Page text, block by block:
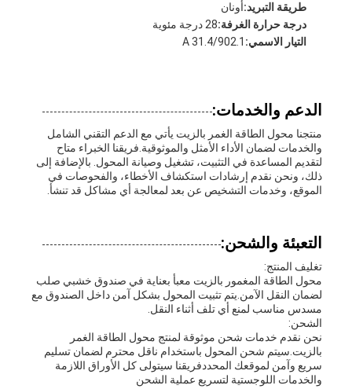
طريقة التبريد:أونان
درجة حرارة الغرفة:28 درجة مئوية
التيار الاسمي: 31.4/902.1 A
الدعم والخدمات:
منتجنا محول الطاقة الغمر بالزيت يأتي مع الدعم التقني الشامل
والخدمات لضمان الأداء الأمثل والموثوقية.فريقنا الخبراء متاح
لتقديم المساعدة في التثبيت، تشغيل وصيانة المحول. بالإضافة إلى
ذلك، ونحن نقدم إرشادات استكشاف الأخطاء، والفحوصات في
الموقع، وخدمات التشخيص عن بعد لمعالجة أي مشاكل قد تنشأ.
التعبئة والشحن:
تغليف المنتج:
محول الطاقة المغمور بالزيت معبأ بعناية في صندوق خشبي صلب
لضمان النقل الآمن.يتم تثبيت المحول بشكل آمن داخل الصندوق مع
مسدس مناسب لمنع أي تلف أثناء النقل.
الشحن:
نحن نقدم خدمات شحن موثوقة لمنتج محول الطاقة الغمر
بالزيت.سيتم شحن المحول باستخدام ناقل محترم لضمان تسليم
سريع وآمن لموقعك المحددفريقنا سيتولى كل الأوراق اللازمة
والخدمات اللوجستية لتسريع عملية الشحن